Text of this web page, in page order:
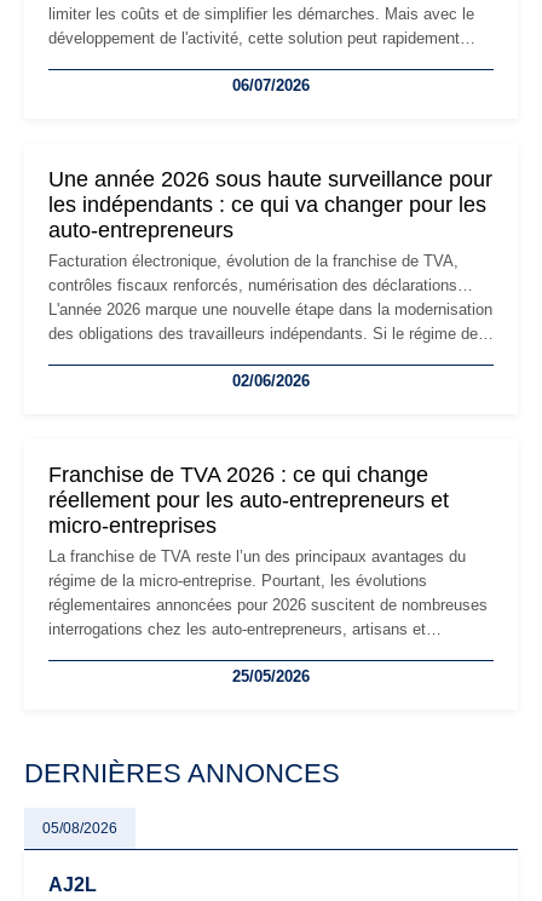
limiter les coûts et de simplifier les démarches. Mais avec le
développement de l'activité, cette solution peut rapidement
professionnels, recrutement, image de marque… Le
06/07/2026
Une année 2026 sous haute surveillance pour
les indépendants : ce qui va changer pour les
auto-entrepreneurs
Facturation électronique, évolution de la franchise de TVA,
contrôles fiscaux renforcés, numérisation des déclarations…
L'année 2026 marque une nouvelle étape dans la modernisation
des obligations des travailleurs indépendants. Si le régime de
les auto-entrepreneurs devront s'adapter à un environnement
02/06/2026
Franchise de TVA 2026 : ce qui change
réellement pour les auto-entrepreneurs et
micro-entreprises
La franchise de TVA reste l’un des principaux avantages du
régime de la micro-entreprise. Pourtant, les évolutions
réglementaires annoncées pour 2026 suscitent de nombreuses
interrogations chez les auto-entrepreneurs, artisans et
facturation ou risque de bascule vers la TVA : les règles
25/05/2026
DERNIÈRES ANNONCES
05/08/2026
AJ2L